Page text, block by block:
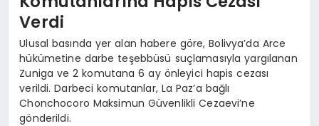
Verdi
Ulusal basında yer alan habere göre, Bolivya’da Arce
hükümetine darbe teşebbüsü suçlamasıyla yargılanan
Zuniga ve 2 komutana 6 ay önleyici hapis cezası
verildi. Darbeci komutanlar, La Paz’a bağlı
Chonchocoro Maksimun Güvenlikli Cezaevi’ne
gönderildi.